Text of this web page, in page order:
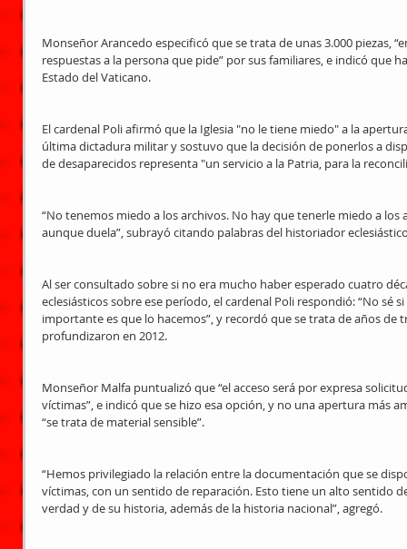
Monseñor Arancedo especificó que se trata de unas 3.000 piezas,
respuestas a la persona que pide” por sus familiares, e indicó que
Estado del Vaticano.
El cardenal Poli afirmó que la Iglesia "no le tiene miedo" a la
última dictadura militar y sostuvo que la decisión de ponerlos a
de desaparecidos representa "un servicio a la Patria, para la
“No tenemos miedo a los archivos. No hay que tenerle miedo a
aunque duela”, subrayó citando palabras del historiador
Al ser consultado sobre si no era mucho haber esperado cuatro
eclesiásticos sobre ese período, el cardenal Poli respondió: “No sé
importante es que lo hacemos”, y recordó que se trata de años de
profundizaron en 2012.
Monseñor Malfa puntualizó que “el acceso será por expresa
víctimas”, e indicó que se hizo esa opción, y no una apertura más
“se trata de material sensible”.
“Hemos privilegiado la relación entre la documentación que se
víctimas, con un sentido de reparación. Esto tiene un alto sentido
verdad y de su historia, además de la historia nacional”, agregó.